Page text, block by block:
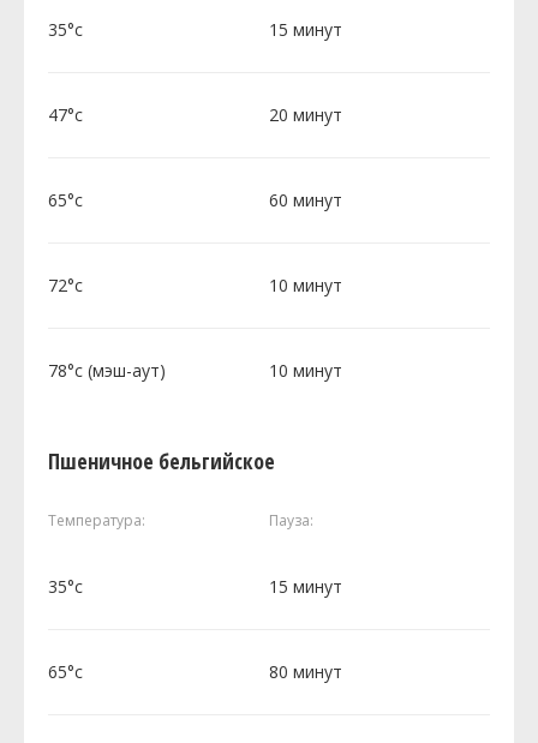
35°c 15 минут
47°c 20 минут
65°c 60 минут
72°c 10 минут
78°c (мэш-аут) 10 минут
Пшеничное бельгийское
Температура: Пауза:
35°c 15 минут
65°c 80 минут